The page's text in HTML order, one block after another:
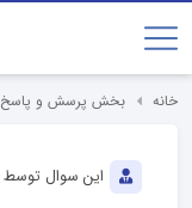
خانه بخش پرسش و پاسخ
این سوال توسط